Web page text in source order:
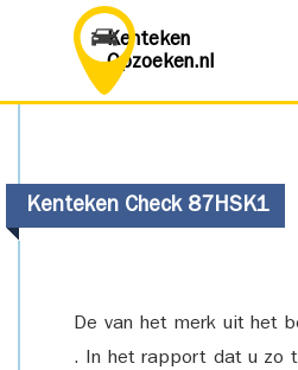
Kenteken
Opzoeken.nl
Kenteken Check 87HSK1
De van het merk uit het
. In het rapport dat u zo